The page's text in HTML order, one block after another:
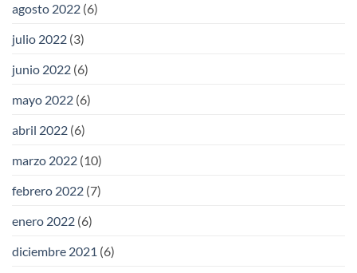
agosto 2022 (6)
julio 2022 (3)
junio 2022 (6)
mayo 2022 (6)
abril 2022 (6)
marzo 2022 (10)
febrero 2022 (7)
enero 2022 (6)
diciembre 2021 (6)